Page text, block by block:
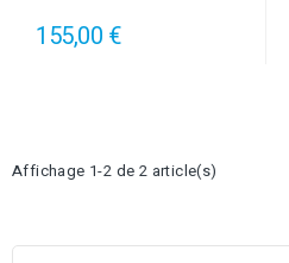
155,00 €
Affichage 1-2 de 2 article(s)